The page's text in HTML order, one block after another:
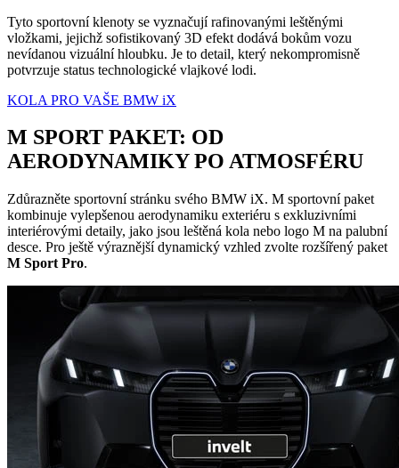
Tyto sportovní klenoty se vyznačují rafinovanými leštěnými
vložkami, jejichž sofistikovaný 3D efekt dodává bokům vozu
nevídanou vizuální hloubku. Je to detail, který nekompromisně
potvrzuje status technologické vlajkové lodi.
KOLA PRO VAŠE BMW iX
M SPORT PAKET: OD
AERODYNAMIKY PO ATMOSFÉRU
Zdůrazněte sportovní stránku svého BMW iX. M sportovní paket
kombinuje vylepšenou aerodynamiku exteriéru s exkluzivními
interiérovými detaily, jako jsou leštěná kola nebo logo M na palubní
desce. Pro ještě výraznější dynamický vzhled zvolte rozšířený paket
M Sport Pro.